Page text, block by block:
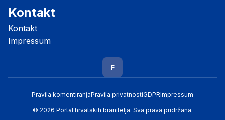
Kontakt
Kontakt
Impressum
F
Pravila komentiranjaPravila privatnostiGDPRImpressum
© 2026 Portal hrvatskih branitelja. Sva prava pridržana.